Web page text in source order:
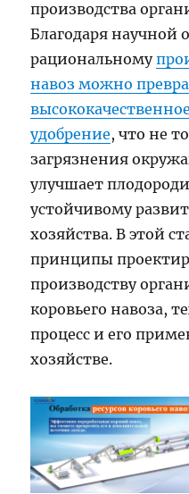
производства
Благодаря научной
рациональному
навоз можно
удобрение, что не
загрязнения
улучшает
устойчивому
хозяйства. В этой
принципы
производству
коровьего навоза,
процесс и его
хозяйстве.